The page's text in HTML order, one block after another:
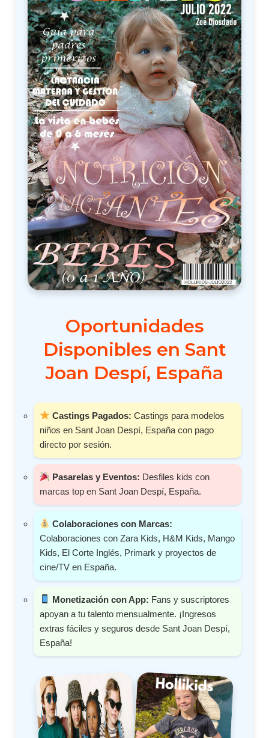
Oportunidades
Disponibles en Sant
Joan Despí, España
Castings Pagados: Castings para modelos
niños en Sant Joan Despí, España con pago
directo por sesión.
Pasarelas y Eventos: Desfiles kids con
marcas top en Sant Joan Despí, España.
Colaboraciones con Marcas:
Colaboraciones con Zara Kids, H&M Kids, Mango
Kids, El Corte Inglés, Primark y proyectos de
cine/TV en España.
Monetización con App: Fans y suscriptores
apoyan a tu talento mensualmente. ¡Ingresos
extras fáciles y seguros desde Sant Joan Despí,
España!